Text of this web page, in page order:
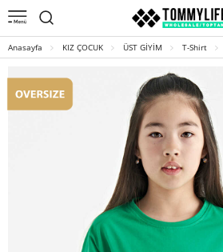
Anasayfa KIZ ÇOCUK ÜST GİYİM T-Shirt